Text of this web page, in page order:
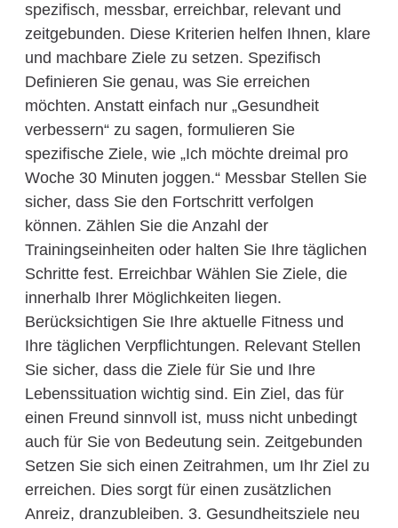
spezifisch, messbar, erreichbar, relevant und
zeitgebunden. Diese Kriterien helfen Ihnen, klare
und machbare Ziele zu setzen. Spezifisch
Definieren Sie genau, was Sie erreichen
möchten. Anstatt einfach nur „Gesundheit
verbessern“ zu sagen, formulieren Sie
spezifische Ziele, wie „Ich möchte dreimal pro
Woche 30 Minuten joggen.“ Messbar Stellen Sie
sicher, dass Sie den Fortschritt verfolgen
können. Zählen Sie die Anzahl der
Trainingseinheiten oder halten Sie Ihre täglichen
Schritte fest. Erreichbar Wählen Sie Ziele, die
innerhalb Ihrer Möglichkeiten liegen.
Berücksichtigen Sie Ihre aktuelle Fitness und
Ihre täglichen Verpflichtungen. Relevant Stellen
Sie sicher, dass die Ziele für Sie und Ihre
Lebenssituation wichtig sind. Ein Ziel, das für
einen Freund sinnvoll ist, muss nicht unbedingt
auch für Sie von Bedeutung sein. Zeitgebunden
Setzen Sie sich einen Zeitrahmen, um Ihr Ziel zu
erreichen. Dies sorgt für einen zusätzlichen
Anreiz, dranzubleiben. 3. Gesundheitsziele neu